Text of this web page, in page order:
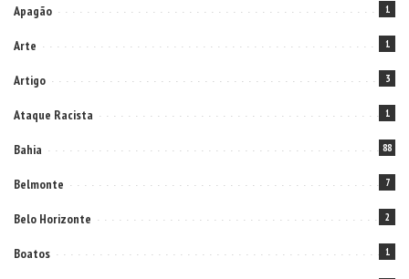
Apagão 1
Arte 1
Artigo 3
Ataque Racista 1
Bahia 88
Belmonte 7
Belo Horizonte 2
Boatos 1